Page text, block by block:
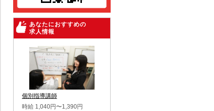
あなたにおすすめの
求人情報
個別指導講師
時給 1,040円〜1,390円